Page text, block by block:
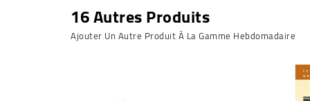
16 Autres Produits
Ajouter Un Autre Produit À La Gamme Hebdomadaire